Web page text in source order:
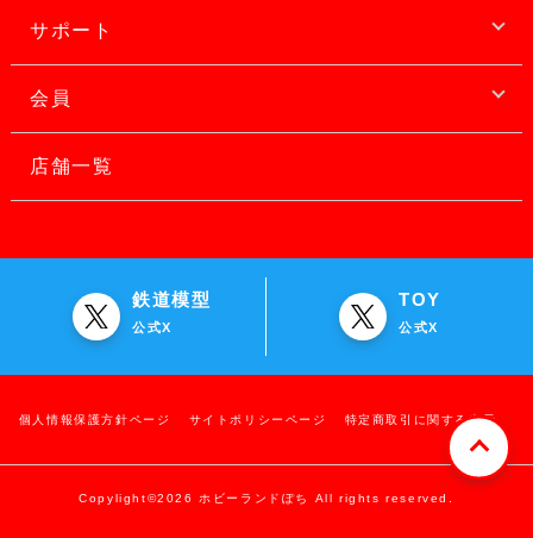
サポート
会員
店舗一覧
鉄道模型
公式X
TOY
公式X
個人情報保護方針ページ サイトポリシーページ 特定商取引に関する表示
Copylight©2026 ホビーランドぽち All rights reserved.